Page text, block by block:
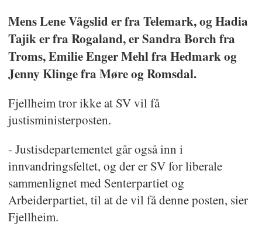
Mens Lene Vågslid er fra Telemark, og Hadia
Tajik er fra Rogaland, er Sandra Borch fra
Troms, Emilie Enger Mehl fra Hedmark og
Jenny Klinge fra Møre og Romsdal.
Fjellheim tror ikke at SV vil få
justisministerposten.
- Justisdepartementet går også inn i
innvandringsfeltet, og der er SV for liberale
sammenlignet med Senterpartiet og
Arbeiderpartiet, til at de vil få denne posten, sier
Fjellheim.